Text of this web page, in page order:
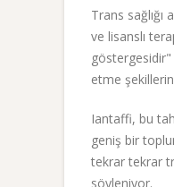
Trans
ve lisanslı
etme
Iantaffi, bu
geniş bir
tekrar tekrar
söyleniyor.